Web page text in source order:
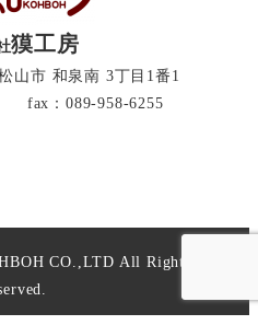
獏工房
山市 和泉南 3丁目1番1
fax：089-958-6255
CO.,LTD All Rights